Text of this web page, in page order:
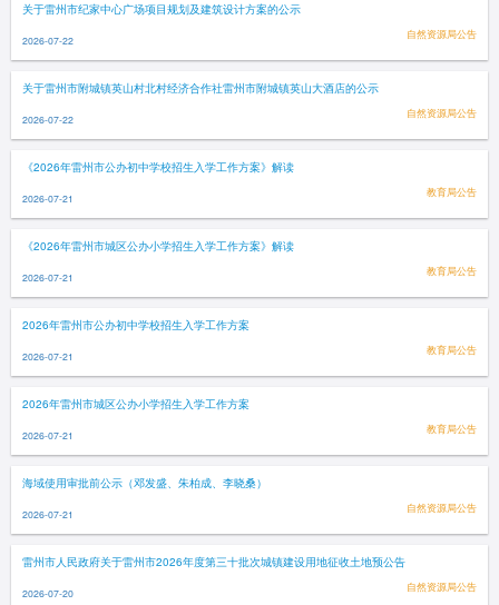
关于雷州市纪家中心广场项目规划及建筑设计方案的公示
2026-07-22 自然资源局公告
关于雷州市附城镇英山村北村经济合作社雷州市附城镇英山大酒店的公示
2026-07-22 自然资源局公告
《2026年雷州市公办初中学校招生入学工作方案》解读
2026-07-21 教育局公告
《2026年雷州市城区公办小学招生入学工作方案》解读
2026-07-21 教育局公告
2026年雷州市公办初中学校招生入学工作方案
2026-07-21 教育局公告
2026年雷州市城区公办小学招生入学工作方案
2026-07-21 教育局公告
海域使用审批前公示（邓发盛、朱柏成、李晓桑）
2026-07-21 自然资源局公告
雷州市人民政府关于雷州市2026年度第三十批次城镇建设用地征收土地预公告
2026-07-20 自然资源局公告